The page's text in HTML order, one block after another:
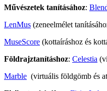
Művészetek tanításához:
LenMus (zeneelmélet
MuseScore (kottaíráshoz és
Földrajztanításhoz: Celestia
Marble (virtuális földgömb és